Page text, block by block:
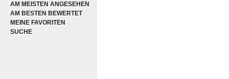
AM MEISTEN ANGESEHEN
AM BESTEN BEWERTET
MEINE FAVORITEN
SUCHE